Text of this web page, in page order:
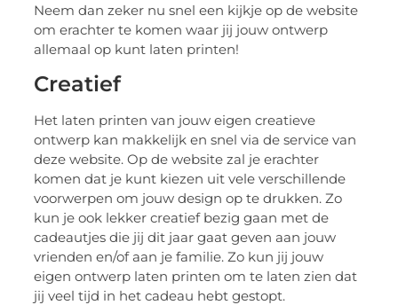
Neem dan zeker nu snel een kijkje op de website
om erachter te komen waar jij jouw ontwerp
allemaal op kunt laten printen!
Creatief
Het laten printen van jouw eigen creatieve
ontwerp kan makkelijk en snel via de service van
deze website. Op de website zal je erachter
komen dat je kunt kiezen uit vele verschillende
voorwerpen om jouw design op te drukken. Zo
kun je ook lekker creatief bezig gaan met de
cadeautjes die jij dit jaar gaat geven aan jouw
vrienden en/of aan je familie. Zo kun jij jouw
eigen ontwerp laten printen om te laten zien dat
jij veel tijd in het cadeau hebt gestopt.